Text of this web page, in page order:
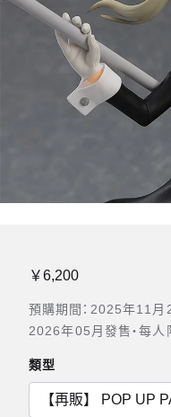
￥6,200
預購期間：2025年11
2026年05月發售・每人
類型